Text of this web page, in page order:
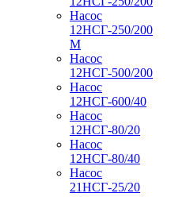
Насос
12НСГ-250/200
М
Насос
12НСГ-500/200
Насос
12НСГ-600/40
Насос
12НСГ-80/20
Насос
12НСГ-80/40
Насос
21НСГ-25/20